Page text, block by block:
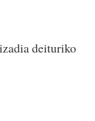
deituriko